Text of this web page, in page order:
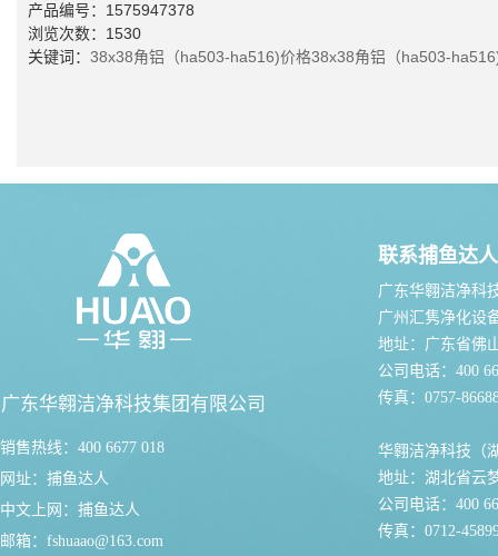
产品编号：1575947378
浏览次数：1530
关键词： 38x38角铝（ha503-ha516)价格38x38角铝（ha503-
广东华翱洁净科技集团有限公司
销售热线：400 6677 018
网址： 捕鱼达人
中文上网： 捕鱼达人
邮箱： fshuaao@163.com
联系捕鱼达人
广东华翱洁净科
广州汇隽净化设
地址：广东省佛
公司电话：400
传真：0757-
华翱洁净科技（
地址：湖北省云
公司电话：400
传真：0712-